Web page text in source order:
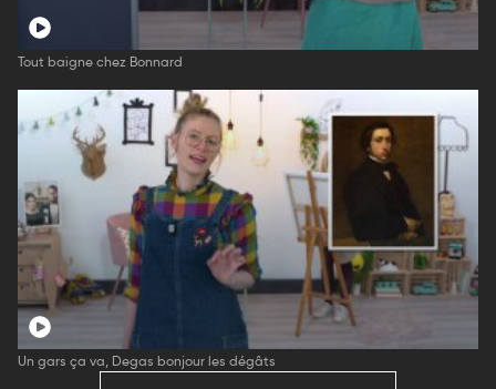
Tout baigne chez Bonnard
Un gars ça va, Degas bonjour les dégâts